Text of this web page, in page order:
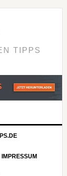
TIPPS
IMPRESSUM